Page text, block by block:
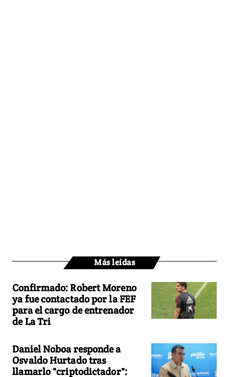
Más leídas
Confirmado: Robert Moreno
ya fue contactado por la FEF
para el cargo de entrenador
de La Tri
Daniel Noboa responde a
Osvaldo Hurtado tras
llamarlo "criptodictador":